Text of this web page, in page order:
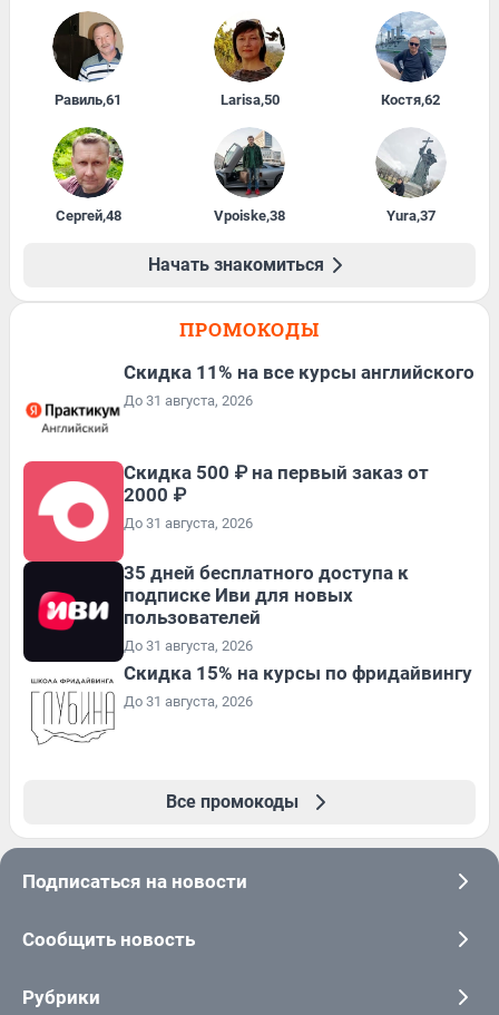
Равиль,61 Larisa,50 Костя,62
Сергей,48 Vpoiske,38 Yura,37
Начать знакомиться
ПРОМОКОДЫ
Скидка 11% на все курсы английского
До 31 августа, 2026
Скидка 500 ₽ на первый заказ от
2000 ₽
До 31 августа, 2026
35 дней бесплатного доступа к
подписке Иви для новых
пользователей
До 31 августа, 2026
Скидка 15% на курсы по фридайвингу
До 31 августа, 2026
Все промокоды
Подписаться на новости
Сообщить новость
Рубрики